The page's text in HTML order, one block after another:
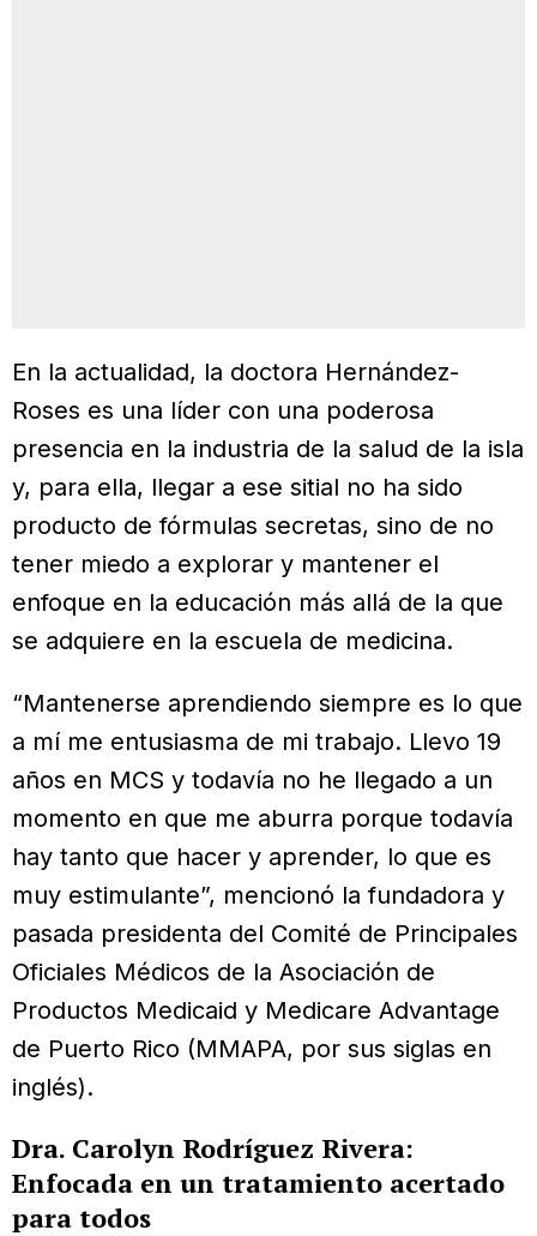
En la actualidad, la doctora Hernández-
Roses es una líder con una poderosa
presencia en la industria de la salud de la isla
y, para ella, llegar a ese sitial no ha sido
producto de fórmulas secretas, sino de no
tener miedo a explorar y mantener el
enfoque en la educación más allá de la que
se adquiere en la escuela de medicina.
“Mantenerse aprendiendo siempre es lo que
a mí me entusiasma de mi trabajo. Llevo 19
años en MCS y todavía no he llegado a un
momento en que me aburra porque todavía
hay tanto que hacer y aprender, lo que es
muy estimulante”, mencionó la fundadora y
pasada presidenta del Comité de Principales
Oficiales Médicos de la Asociación de
Productos Medicaid y Medicare Advantage
de Puerto Rico (MMAPA, por sus siglas en
inglés).
Dra. Carolyn Rodríguez Rivera:
Enfocada en un tratamiento acertado
para todos